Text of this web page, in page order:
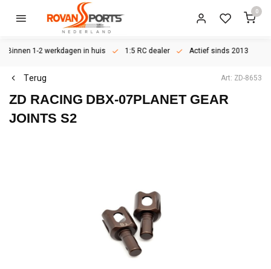
0
Binnen 1-2 werkdagen in huis 1:5 RC dealer Actief sinds 2013
Terug Art: ZD-8653
ZD RACING DBX-07PLANET GEAR
JOINTS S2